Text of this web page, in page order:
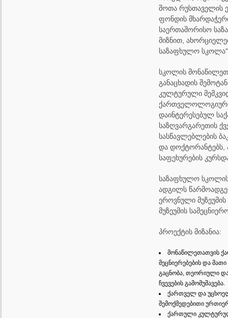
შოთა რუსთაველის
ფონდის
საერთაშორისო
მიზნით,
საზაფხულო
სკოლის
განაცხადის
კულტურული
ქართველოლოგიური
დაინტერესებულ
საზღვარგარეთის
სასწავლებლების
და დოქტორანტებს,
საფეხურების
საზაფხულო
ადგილს
ეროვნული
მუზეუმის
პროექტის მიზანია:
მონაწილეთათვის
მეცნიერებების და
გაცნობა, თეორიული
ჩვევების გამომუშავება.
ქართველ და
შემოქმედებითი
ქართული